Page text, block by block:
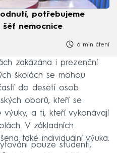
potřebujeme
šéf nemocnice
6 min čtení
zakázána i prezenční
školách se mohou
do deseti osob.
oborů, kteří se
výuky, a ti, kteří vykonávají
V základních
také individuální výuka.
pouze studenti,